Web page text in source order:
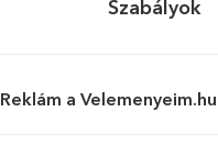
Szabályok
Reklám a